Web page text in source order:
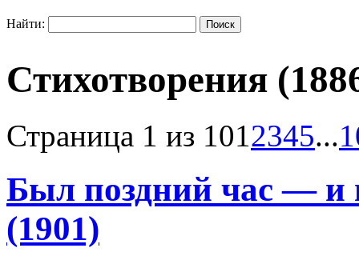
Найти:
Стихотворения
Страница 1 из 1012345...
Был поздний час — и
(1901)